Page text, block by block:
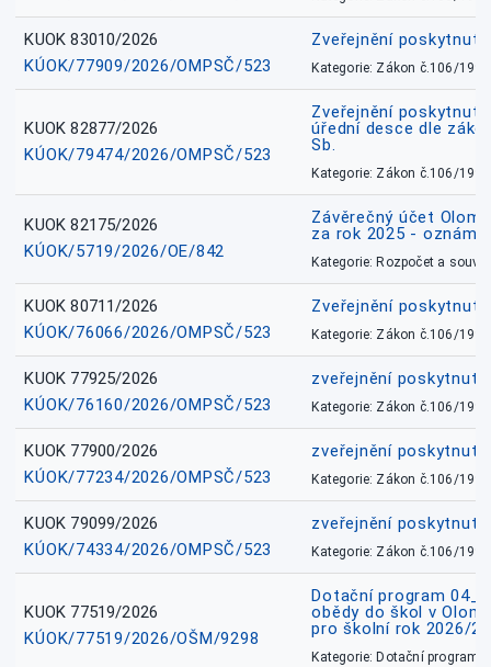
KUOK 83010/2026
KÚOK/77909/2026/OMPSČ/523
Zveřejnění
Kategorie: Zákon č.106/1999
KUOK 82877/2026
KÚOK/79474/2026/OMPSČ/523
Zveřejnění
úřední desce dle
Sb.
Kategorie: Zákon č.106/1999
KUOK 82175/2026
KÚOK/5719/2026/OE/842
Závěrečný účet
za rok 2025 -
Kategorie: Rozpočet a
KUOK 80711/2026
KÚOK/76066/2026/OMPSČ/523
Zveřejnění
Kategorie: Zákon č.106/1999
KUOK 77925/2026
KÚOK/76160/2026/OMPSČ/523
zveřejnění
Kategorie: Zákon č.106/1999
KUOK 77900/2026
KÚOK/77234/2026/OMPSČ/523
zveřejnění
Kategorie: Zákon č.106/1999
KUOK 79099/2026
KÚOK/74334/2026/OMPSČ/523
zveřejnění
Kategorie: Zákon č.106/1999
KUOK 77519/2026
KÚOK/77519/2026/OŠM/9298
Dotační program
obědy do škol v
pro školní rok 2026/
Kategorie: Dotační